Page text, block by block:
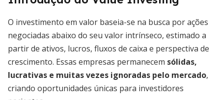
O investimento em valor baseia-se na busca por ações
negociadas abaixo do seu valor intrínseco, estimado a
partir de ativos, lucros, fluxos de caixa e perspectiva de
crescimento. Essas empresas permanecem sólidas,
lucrativas e muitas vezes ignoradas pelo mercado,
criando oportunidades únicas para investidores